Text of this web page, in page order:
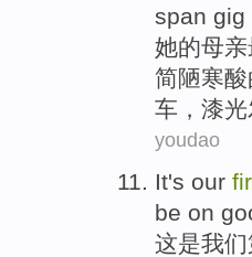
span gig
她的母亲
简陋寒酸
车，漆光
youdao
It's our
be on
这是我们